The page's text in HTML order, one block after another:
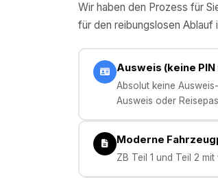
Wir haben den Prozess für
für den reibungslosen Ablauf
Ausweis (keine
Absolut keine
Ausweis oder
Moderne
ZB Teil 1 und Teil 2